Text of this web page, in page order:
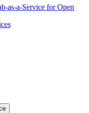
as-a-Service for Open